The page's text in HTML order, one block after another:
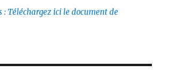
: Téléchargez ici le document de